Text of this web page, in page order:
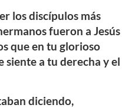
los discípulos más
fueron a Jesús
que en tu glorioso
siente a tu derecha y el
diciendo,